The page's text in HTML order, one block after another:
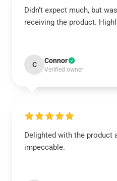
Didn’t expect much, but
receiving the product.
C Connor
Verified owner
Delighted with the product
impeccable.